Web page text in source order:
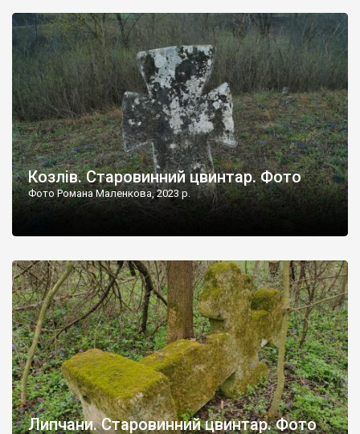
не видно, але видно дві стареньких колії у траві – […]
Козлів. Старовинний цвинтар. Фото
Фото Романа Маленкова, 2023 р.
Липчани. Старовинний цвинтар. Фото